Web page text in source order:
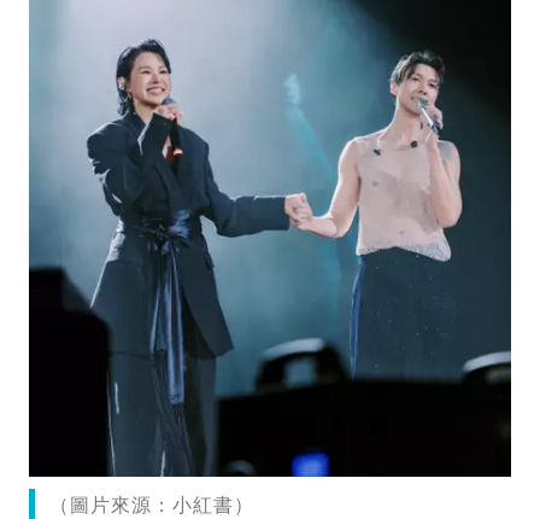
（圖片來源：小紅書）